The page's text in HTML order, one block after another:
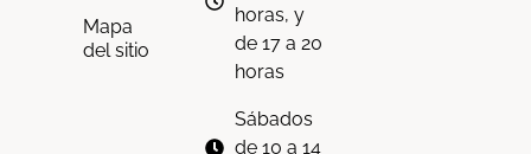
Mapa
del sitio
horas, y
de 17 a 20
horas
Sábados
de 10 a 14